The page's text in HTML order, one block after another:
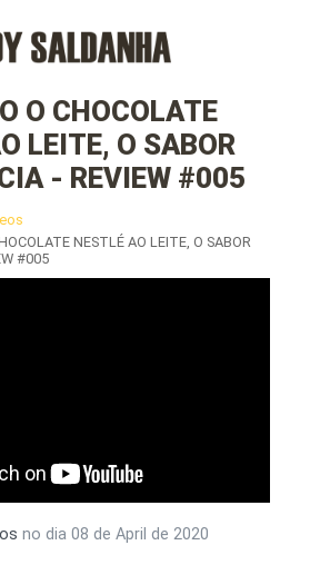
O CHOCOLATE
LEITE, O SABOR
- REVIEW #005
NESTLÉ AO LEITE, O SABOR
#005
no dia 08 de April de 2020